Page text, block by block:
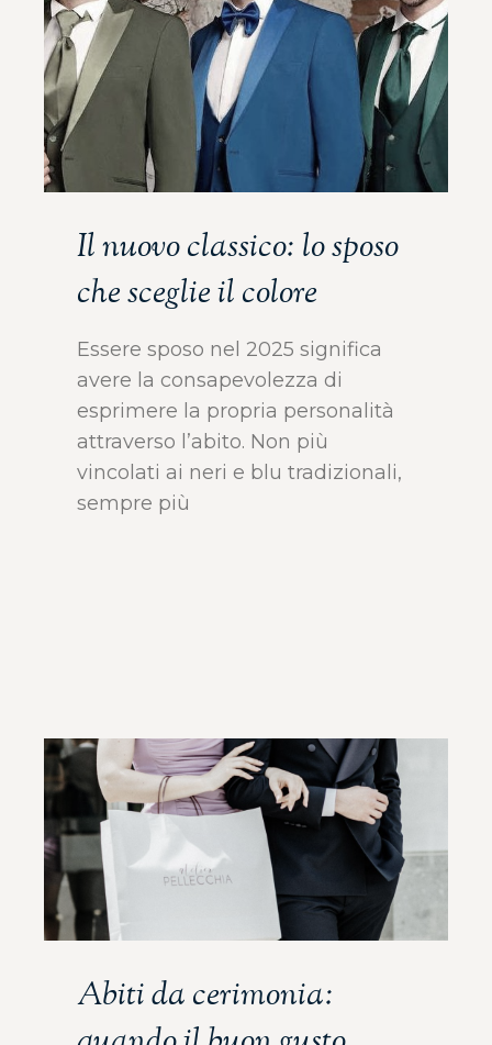
Il nuovo classico: lo sposo
che sceglie il colore
Essere sposo nel 2025 significa
avere la consapevolezza di
esprimere la propria personalità
attraverso l’abito. Non più
vincolati ai neri e blu tradizionali,
sempre più
Abiti da cerimonia: